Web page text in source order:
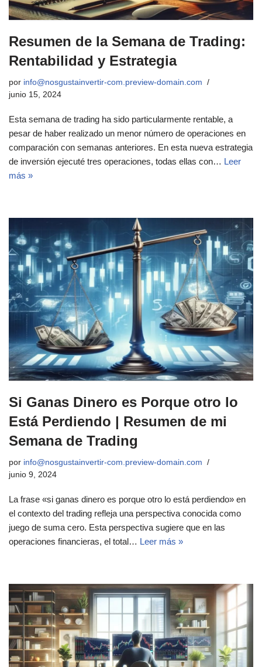
Resumen de la Semana de Trading:
Rentabilidad y Estrategia
por info@nosgustainvertir-com.preview-domain.com
junio 15, 2024
Esta semana de trading ha sido particularmente rentable, a
pesar de haber realizado un menor número de operaciones en
comparación con semanas anteriores. En esta nueva estrategia
de inversión ejecuté tres operaciones, todas ellas con… Leer
más »
Si Ganas Dinero es Porque otro lo
Está Perdiendo | Resumen de mi
Semana de Trading
por info@nosgustainvertir-com.preview-domain.com
junio 9, 2024
La frase «si ganas dinero es porque otro lo está perdiendo» en
el contexto del trading refleja una perspectiva conocida como
juego de suma cero. Esta perspectiva sugiere que en las
operaciones financieras, el total… Leer más »